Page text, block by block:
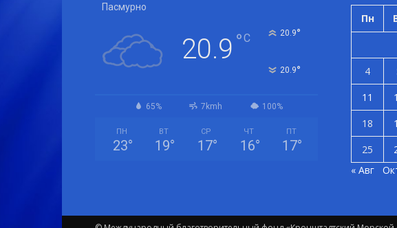
Пасмурно
20.9 °C 20.9°
20.9°
65% 7kmh 100%
ПН
23°
ВТ
19°
СР
17°
ЧТ
16°
ПТ
17°
Пн
4
11
18
25
« Авг